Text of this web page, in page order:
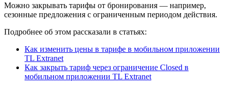
Можно закрывать тарифы от бронирования — например,
сезонные предложения c ограниченным периодом действия.
Подробнее об этом рассказали в статьях:
Как изменить цены в тарифе в мобильном приложении
TL Extranet
Как закрыть тариф через ограничение Closed в
мобильном приложении TL Extranet